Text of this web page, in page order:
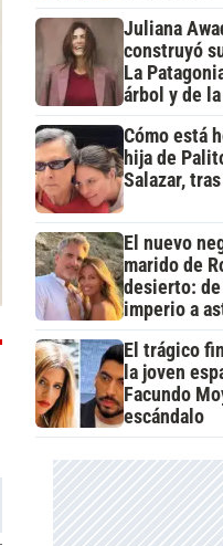
Juliana
construyó
La
árbol y de
Cómo está
hija de
Salazar,
El nuevo
marido de
desierto:
imperio a
El trágico
la joven
Facundo
escándalo